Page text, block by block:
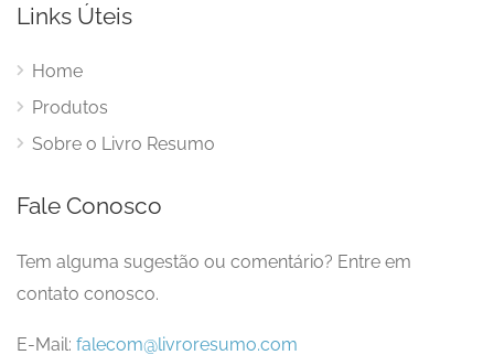
Links Úteis
Home
Produtos
Sobre o Livro Resumo
Fale Conosco
Tem alguma sugestão ou comentário? Entre em
contato conosco.
E-Mail: falecom@livroresumo.com